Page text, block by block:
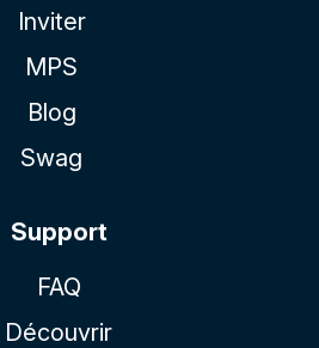
Inviter
MPS
Blog
Swag
Support
FAQ
Découvrir